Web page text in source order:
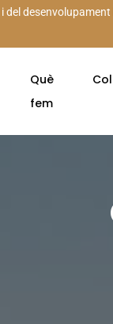
del desenvolupament
Què
fem